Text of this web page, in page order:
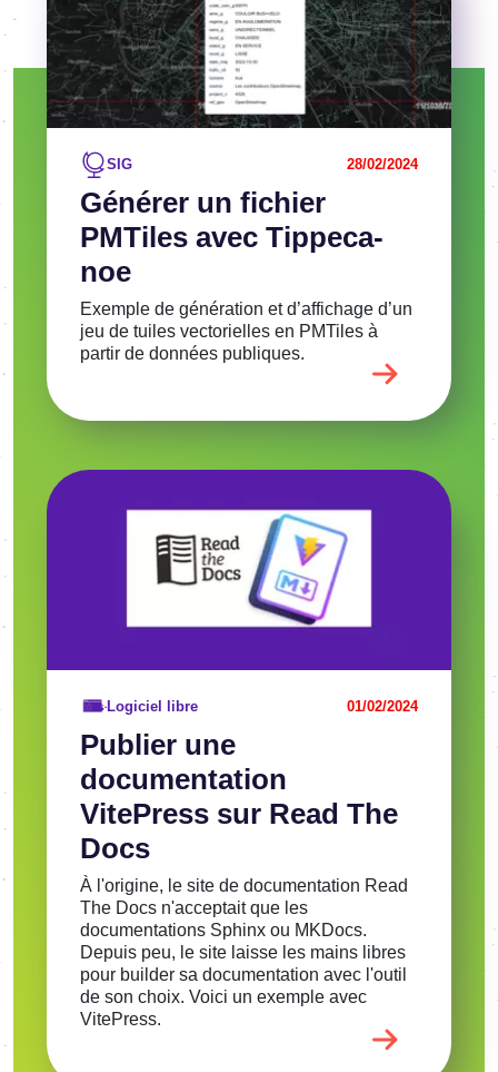
Géné­rer un fichier
PMTiles avec Tippe­ca­
noe
SIG 28/02/2024
Exemple de géné­ra­tion et d’af­fi­chage d’un
jeu de tuiles vecto­rielles en PMTiles à
partir de données publiques.
Publier une
documentation
VitePress sur Read The
Docs
Logiciel libre 01/02/2024
À l'origine, le site de documentation Read
The Docs n'acceptait que les
documentations Sphinx ou MKDocs.
Depuis peu, le site laisse les mains libres
pour builder sa documentation avec l'outil
de son choix. Voici un exemple avec
VitePress.
Voir l'article
Image